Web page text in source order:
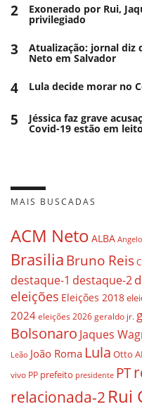
2 Exonerado por Rui,
privilegiado
3 Atualização: jornal diz
Neto em Salvador
4 Lula decide morar no
5 Jéssica faz grave
Covid-19 estão em
MAIS BUSCADAS
ACM Neto ALBA
BrasiliaBruno Reis
destaque-1 destaque-2
eleições Eleições 2018
2024 eleições 2026 geraldo jr.
Bolsonaro Jaques
Leão João Roma Lula Otto
vivo PP prefeito presidente PT
relacionada-2 Rui